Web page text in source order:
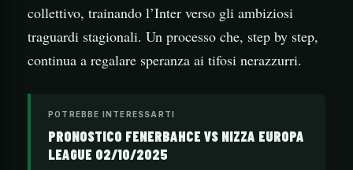
collettivo, trainando l’Inter verso gli ambiziosi
traguardi stagionali. Un processo che, step by step,
continua a regalare speranza ai tifosi nerazzurri.
POTREBBE INTERESSARTI
PRONOSTICO FENERBAHCE VS NIZZA EUROPA
LEAGUE 02/10/2025